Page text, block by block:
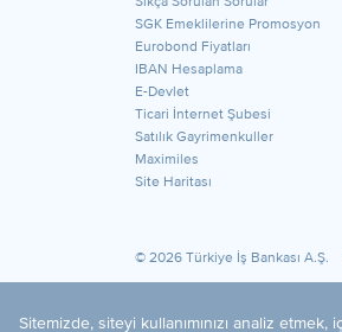
SGK Emeklilerine Promosyon
Eurobond Fiyatları
IBAN Hesaplama
E-Devlet
Ticari İnternet Şubesi
Satılık Gayrimenkuller
Maximiles
Site Haritası
© 2026 Türkiye İş Bankası A.Ş.